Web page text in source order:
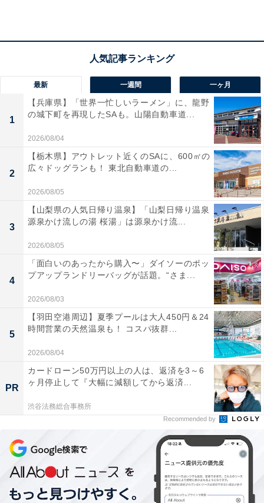
「さがみ湖温泉 うるり」の口コミは？
「さがみ湖温泉 うるり」には以下のような口コミが寄せ
られています。
露天風呂の開放感が素晴らしく、周囲の木々を眺め
ながらゆったりと天然温泉を楽しめるのが魅力で
す。特に五右衛門風呂からの景色が絶景。
サウナの設備が充実しており、定期的に開催される
オートロウリュによってしっかりとした発汗が期待
できます。水風呂や外気浴スペースも整っていま
施設全体に清潔感があり、清掃が行き届いているた
め快適に過ごせます。スタッフの対応も丁寧で、家
最新 一週間 一ヶ月
1
【兵庫県】「世界一忙しいラーメン」に、龍野
の城下町を再現したSAも。山陽自動車道...
2026/08/04
2
【栃木県】アウトレット近くのSAに、600㎡の
広々ドッグランも！ 東北自動車道の...
2026/08/05
3
【山梨県の人気日帰り温泉】「山梨日帰り温泉
源泉かけ流しの湯 桜湯」は源泉かけ流...
2026/08/05
4
「面白いのあったから購入〜」ダイソーのポッ
プアップランドリーバッグが話題。“さま...
2026/08/03
5
【羽田空港周辺】夏季プールは大人450円＆24
時間営業の天然温泉も！ コスパ抜群...
2026/08/04
PR
カードローン50万円以上の人は、返済を3～6
ヶ月停止して『大幅に減額してから返済...
渋谷法務総合事務所
Recommended by